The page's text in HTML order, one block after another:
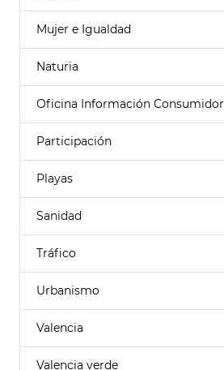
Mujer e Igualdad
Naturia
Oficina Información Consumidor
Participación
Playas
Sanidad
Tráfico
Urbanismo
Valencia
Valencia verde